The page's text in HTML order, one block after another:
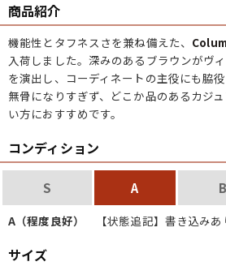
パンツ
W30以下
W35,W36
Search by Maniac
USA製
ボロ
商品紹介
機能性とタフネスさを兼ね備えた、
入荷しました。深みのあるブラウンがヴ
を演出し、コーディネートの主役にも脇
無骨になりすぎず、どこか品のあるカジ
い方におすすめです。
コンディション
S A B
A（程度良好） 【状態追記】書き込みあ
サイズ